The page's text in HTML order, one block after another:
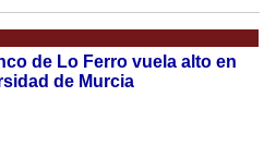
de Lo Ferro vuela alto en
de Murcia